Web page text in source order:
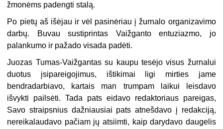
žmonėms padengti stalą.
Po pietų aš išėjau ir vėl pasinėriau į žurnalo organizavimo
darbų. Buvau sustiprintas Vaižganto entuziazmo, jo
palankumo ir pažado visada padėti.
Juozas Tumas-Vaižgantas su kaupu tesėjo visus žurnalui
duotus įsipareigojimus, ištikimai ligi mirties jame
bendradarbiavo, kartais man trumpam laikui leisdavo
išvykti pailsėti. Tada pats eidavo redaktoriaus pareigas,
Savo straipsnius dažniausiai pats atnešdavo į redakciją,
nereikalaudavo pačiam jų atsiimti, kaip darydavo daugelis